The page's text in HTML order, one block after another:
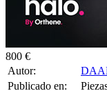
Vendo 4 speedline
No negociable.